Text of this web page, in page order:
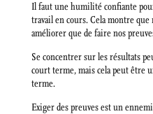
Il faut une humilité confiante
travail en cours. Cela montre
améliorer que de faire nos
Se concentrer sur les résultats
court terme, mais cela peut être
terme.
Exiger des preuves est un